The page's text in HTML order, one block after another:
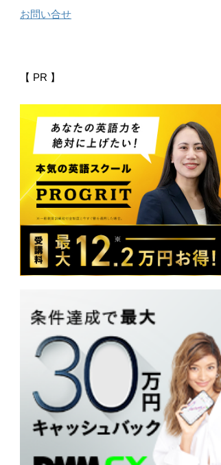
お問い合せ
【 PR 】